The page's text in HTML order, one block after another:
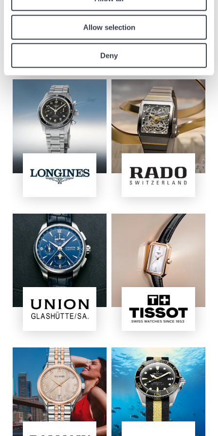
Allow selection
Deny
Vertretene Marken
Tissot, Balmain, Certina, Mido, Hamilton, Swatch und Flik Flak Uhren mit
*Die in diesem Shop verfügbare Auswahl umfasst nicht die neuen Modelle,
die in den Bildern unten gezeigt werden.